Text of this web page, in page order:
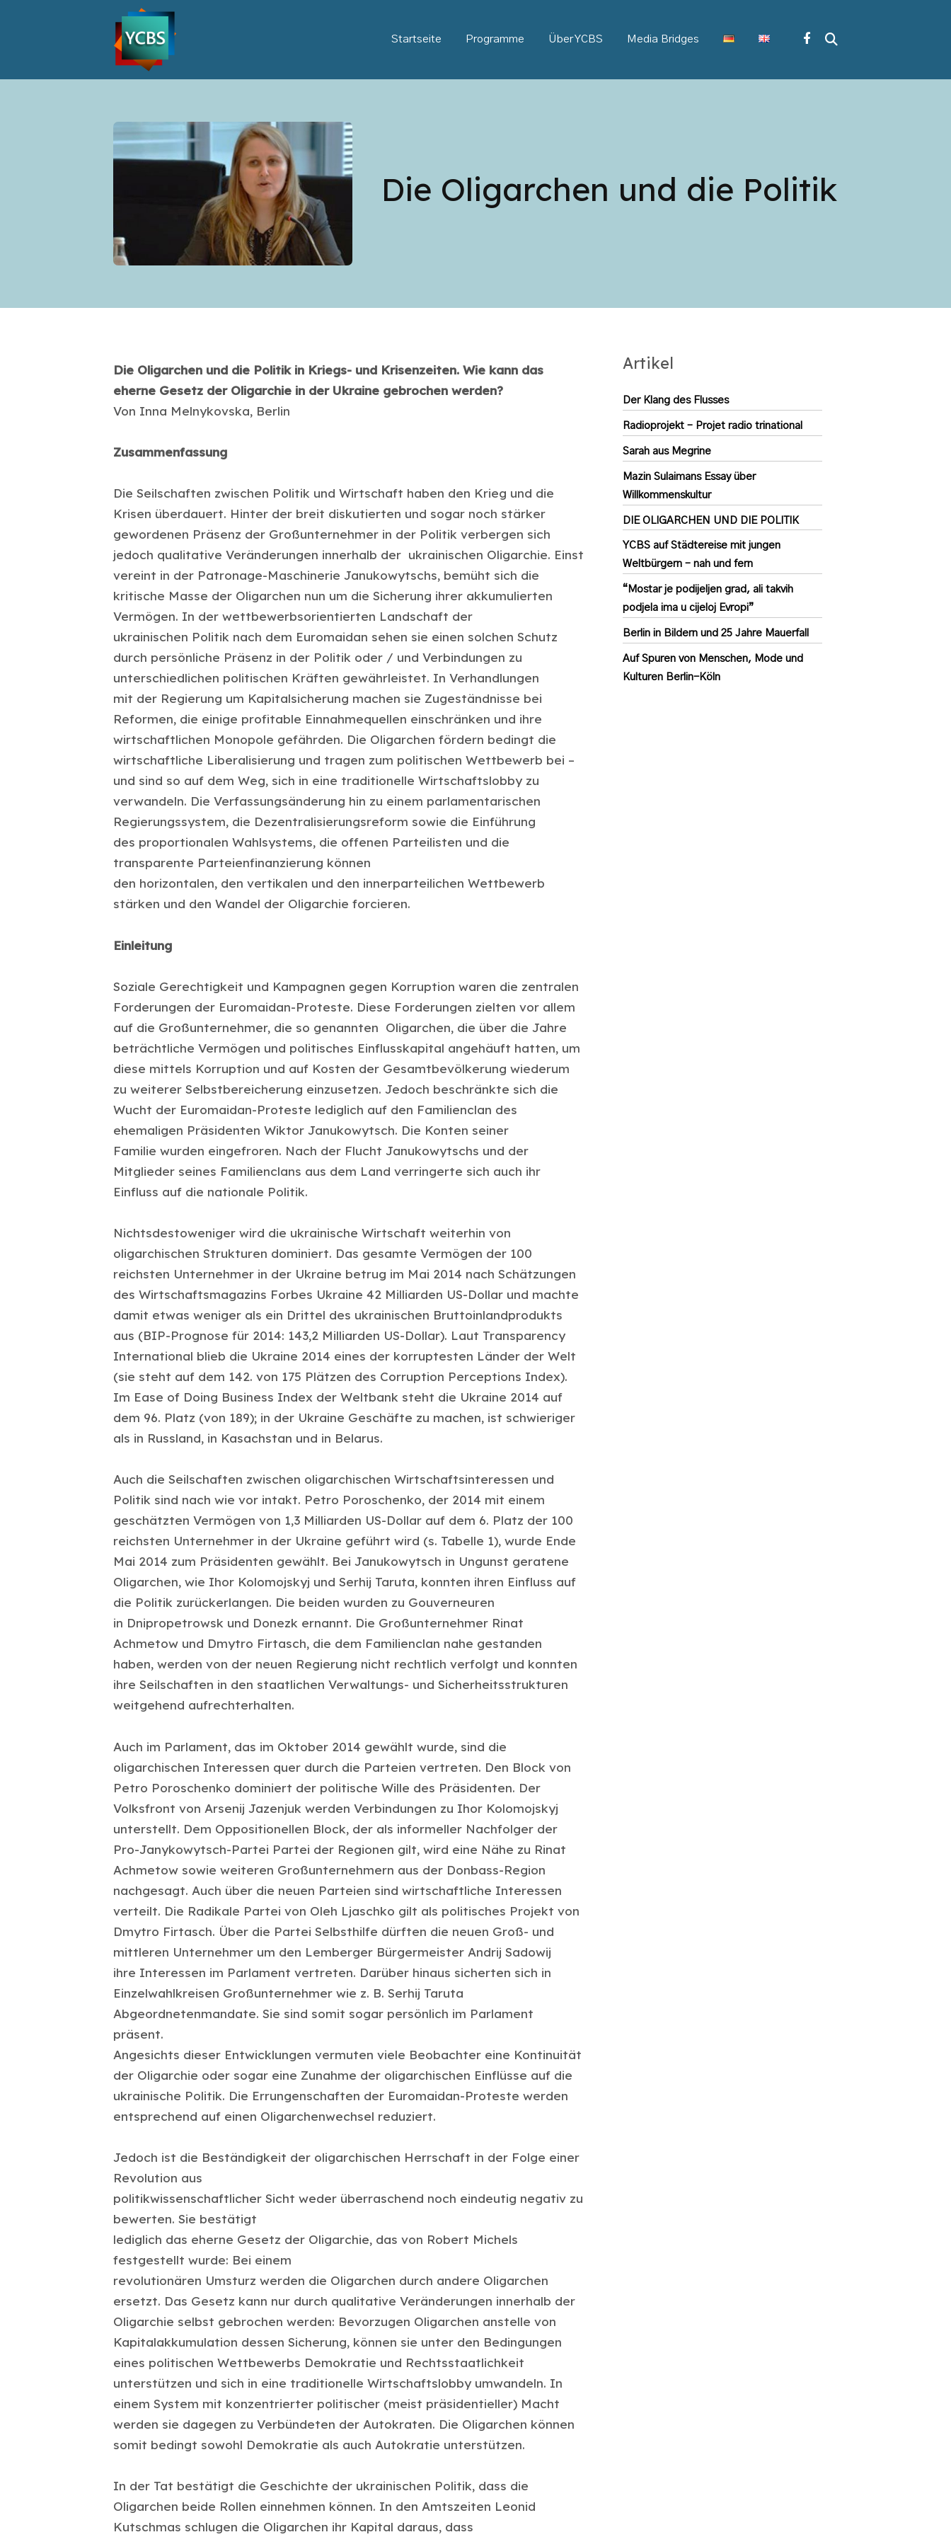
Startseite Programme Über YCBS Media Bridges
Die Oligarchen und die Politik
Die Oligarchen und die Politik in Kriegs- und Krisenzeiten. Wie kann das
eherne Gesetz der Oligarchie in der Ukraine gebrochen werden?
Von Inna Melnykovska, Berlin
Zusammenfassung
Die Seilschaften zwischen Politik und Wirtschaft haben den Krieg und die
Krisen überdauert. Hinter der breit diskutierten und sogar noch stärker
gewordenen Präsenz der Großunternehmer in der Politik verbergen sich
jedoch qualitative Veränderungen innerhalb der ukrainischen Oligarchie. Einst
vereint in der Patronage-Maschinerie Janukowytschs, bemüht sich die
kritische Masse der Oligarchen nun um die Sicherung ihrer akkumulierten
Vermögen. In der wettbewerbsorientierten Landschaft der
ukrainischen Politik nach dem Euromaidan sehen sie einen solchen Schutz
durch persönliche Präsenz in der Politik oder / und Verbindungen zu
unterschiedlichen politischen Kräften gewährleistet. In Verhandlungen
mit der Regierung um Kapitalsicherung machen sie Zugeständnisse bei
Reformen, die einige profitable Einnahmequellen einschränken und ihre
wirtschaftlichen Monopole gefährden. Die Oligarchen fördern bedingt die
wirtschaftliche Liberalisierung und tragen zum politischen Wettbewerb bei –
und sind so auf dem Weg, sich in eine traditionelle Wirtschaftslobby zu
verwandeln. Die Verfassungsänderung hin zu einem parlamentarischen
Regierungssystem, die Dezentralisierungsreform sowie die Einführung
des proportionalen Wahlsystems, die offenen Parteilisten und die
transparente Parteienfinanzierung können
den horizontalen, den vertikalen und den innerparteilichen Wettbewerb
stärken und den Wandel der Oligarchie forcieren.
Einleitung
Soziale Gerechtigkeit und Kampagnen gegen Korruption waren die zentralen
Forderungen der Euromaidan-Proteste. Diese Forderungen zielten vor allem
auf die Großunternehmer, die so genannten Oligarchen, die über die Jahre
beträchtliche Vermögen und politisches Einflusskapital angehäuft hatten, um
diese mittels Korruption und auf Kosten der Gesamtbevölkerung wiederum
zu weiterer Selbstbereicherung einzusetzen. Jedoch beschränkte sich die
Wucht der Euromaidan-Proteste lediglich auf den Familienclan des
ehemaligen Präsidenten Wiktor Janukowytsch. Die Konten seiner
Familie wurden eingefroren. Nach der Flucht Janukowytschs und der
Mitglieder seines Familienclans aus dem Land verringerte sich auch ihr
Einfluss auf die nationale Politik.
Nichtsdestoweniger wird die ukrainische Wirtschaft weiterhin von
oligarchischen Strukturen dominiert. Das gesamte Vermögen der 100
reichsten Unternehmer in der Ukraine betrug im Mai 2014 nach Schätzungen
des Wirtschaftsmagazins Forbes Ukraine 42 Milliarden US-Dollar und machte
damit etwas weniger als ein Drittel des ukrainischen Bruttoinlandprodukts
aus (BIP-Prognose für 2014: 143,2 Milliarden US-Dollar). Laut Transparency
International blieb die Ukraine 2014 eines der korruptesten Länder der Welt
(sie steht auf dem 142. von 175 Plätzen des Corruption Perceptions Index).
Im Ease of Doing Business Index der Weltbank steht die Ukraine 2014 auf
dem 96. Platz (von 189); in der Ukraine Geschäfte zu machen, ist schwieriger
als in Russland, in Kasachstan und in Belarus.
Auch die Seilschaften zwischen oligarchischen Wirtschaftsinteressen und
Politik sind nach wie vor intakt. Petro Poroschenko, der 2014 mit einem
geschätzten Vermögen von 1,3 Milliarden US-Dollar auf dem 6. Platz der 100
reichsten Unternehmer in der Ukraine geführt wird (s. Tabelle 1), wurde Ende
Mai 2014 zum Präsidenten gewählt. Bei Janukowytsch in Ungunst geratene
Oligarchen, wie Ihor Kolomojskyj und Serhij Taruta, konnten ihren Einfluss auf
die Politik zurückerlangen. Die beiden wurden zu Gouverneuren
in Dnipropetrowsk und Donezk ernannt. Die Großunternehmer Rinat
Achmetow und Dmytro Firtasch, die dem Familienclan nahe gestanden
haben, werden von der neuen Regierung nicht rechtlich verfolgt und konnten
ihre Seilschaften in den staatlichen Verwaltungs- und Sicherheitsstrukturen
weitgehend aufrechterhalten.
Auch im Parlament, das im Oktober 2014 gewählt wurde, sind die
oligarchischen Interessen quer durch die Parteien vertreten. Den Block von
Petro Poroschenko dominiert der politische Wille des Präsidenten. Der
Volksfront von Arsenij Jazenjuk werden Verbindungen zu Ihor Kolomojskyj
unterstellt. Dem Oppositionellen Block, der als informeller Nachfolger der
Pro-Janykowytsch-Partei Partei der Regionen gilt, wird eine Nähe zu Rinat
Achmetow sowie weiteren Großunternehmern aus der Donbass-Region
nachgesagt. Auch über die neuen Parteien sind wirtschaftliche Interessen
verteilt. Die Radikale Partei von Oleh Ljaschko gilt als politisches Projekt von
Dmytro Firtasch. Über die Partei Selbsthilfe dürften die neuen Groß- und
mittleren Unternehmer um den Lemberger Bürgermeister Andrij Sadowij
ihre Interessen im Parlament vertreten. Darüber hinaus sicherten sich in
Einzelwahlkreisen Großunternehmer wie z. B. Serhij Taruta
Abgeordnetenmandate. Sie sind somit sogar persönlich im Parlament
präsent.
Angesichts dieser Entwicklungen vermuten viele Beobachter eine Kontinuität
der Oligarchie oder sogar eine Zunahme der oligarchischen Einflüsse auf die
ukrainische Politik. Die Errungenschaften der Euromaidan-Proteste werden
entsprechend auf einen Oligarchenwechsel reduziert.
Jedoch ist die Beständigkeit der oligarchischen Herrschaft in der Folge einer
Revolution aus
politikwissenschaftlicher Sicht weder überraschend noch eindeutig negativ zu
bewerten. Sie bestätigt
lediglich das eherne Gesetz der Oligarchie, das von Robert Michels
festgestellt wurde: Bei einem
revolutionären Umsturz werden die Oligarchen durch andere Oligarchen
ersetzt. Das Gesetz kann nur durch qualitative Veränderungen innerhalb der
Oligarchie selbst gebrochen werden: Bevorzugen Oligarchen anstelle von
Kapitalakkumulation dessen Sicherung, können sie unter den Bedingungen
eines politischen Wettbewerbs Demokratie und Rechtsstaatlichkeit
unterstützen und sich in eine traditionelle Wirtschaftslobby umwandeln. In
einem System mit konzentrierter politischer (meist präsidentieller) Macht
werden sie dagegen zu Verbündeten der Autokraten. Die Oligarchen können
somit bedingt sowohl Demokratie als auch Autokratie unterstützen.
In der Tat bestätigt die Geschichte der ukrainischen Politik, dass die
Oligarchen beide Rollen einnehmen können. In den Amtszeiten Leonid
Kutschmas schlugen die Oligarchen ihr Kapital daraus, dass
Artikel
Der Klang des Flusses
Radioprojekt – Projet radio trinational
Sarah aus Megrine
Mazin Sulaimans Essay über
Willkommenskultur
DIE OLIGARCHEN UND DIE POLITIK
YCBS auf Städtereise mit jungen
Weltbürgern – nah und fern
“Mostar je podijeljen grad, ali takvih
podjela ima u cijeloj Evropi”
Berlin in Bildern und 25 Jahre Mauerfall
Auf Spuren von Menschen, Mode und
Kulturen Berlin-Köln